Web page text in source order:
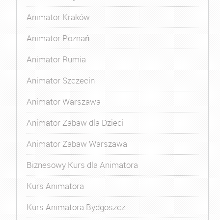
Animator Kraków
Animator Poznań
Animator Rumia
Animator Szczecin
Animator Warszawa
Animator Zabaw dla Dzieci
Animator Zabaw Warszawa
Biznesowy Kurs dla Animatora
Kurs Animatora
Kurs Animatora Bydgoszcz